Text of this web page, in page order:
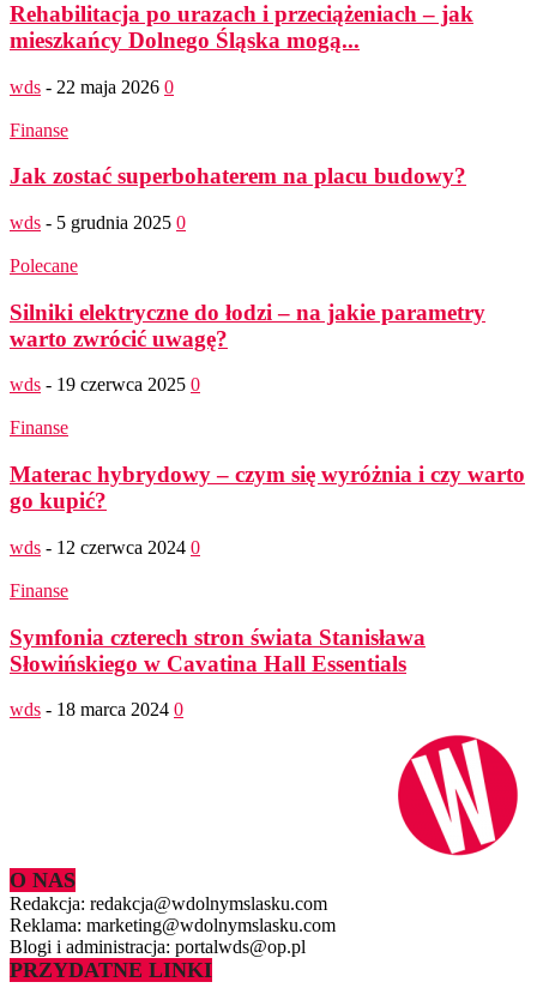
Rehabilitacja po urazach i przeciążeniach – jak
mieszkańcy Dolnego Śląska mogą...
wds - 22 maja 2026 0
Finanse
Jak zostać superbohaterem na placu budowy?
wds - 5 grudnia 2025 0
Polecane
Silniki elektryczne do łodzi – na jakie parametry
warto zwrócić uwagę?
wds - 19 czerwca 2025 0
Finanse
Materac hybrydowy – czym się wyróżnia i czy warto
go kupić?
wds - 12 czerwca 2024 0
Finanse
Symfonia czterech stron świata Stanisława
Słowińskiego w Cavatina Hall Essentials
wds - 18 marca 2024 0
O NAS
Redakcja: redakcja@wdolnymslasku.com
Reklama: marketing@wdolnymslasku.com
Blogi i administracja: portalwds@op.pl
PRZYDATNE LINKI